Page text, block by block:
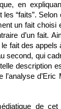
en
“faits”. Selon
un fait choisi
d’un fait.
le fait des
second, qui
description
l’analyse
de